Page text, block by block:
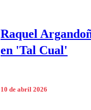
Raquel
en 'Tal Cual'
10 de abril 2026